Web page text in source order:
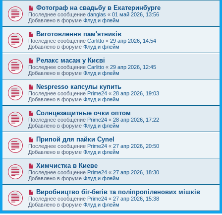
е
б
щ
е
н
и
е
с
о
о
б
щ
е
н
и
е
Н
о
в
о
е
с
о
о
б
щ
е
н
и
е
Фотограф на свадьбу в Екатеринбурге
Последнее сообщение danglas « 01 май 2026, 13:56
Добавлено в форуме Флуд и флейм
Н
о
в
о
е
с
о
о
б
щ
е
н
и
е
Виготовлення пам'ятників
Последнее сообщение Carlitto « 29 апр 2026, 14:54
Добавлено в форуме Флуд и флейм
Н
о
в
о
е
с
о
о
б
щ
е
н
и
е
Релакс масаж у Києві
Последнее сообщение Carlitto « 29 апр 2026, 12:45
Добавлено в форуме Флуд и флейм
Н
о
в
о
с
о
о
б
щ
е
н
и
е
Nespresso капсулы купить
Последнее сообщение Prime24 « 28 апр 2026, 19:03
Добавлено в форуме Флуд и флейм
Н
о
в
о
е
с
о
о
б
щ
е
н
и
е
Солнцезащитные очки оптом
Последнее сообщение Prime24 « 28 апр 2026, 17:22
Добавлено в форуме Флуд и флейм
Н
о
в
о
е
с
о
о
б
щ
е
н
и
Припой для пайки Cynel
Последнее сообщение Prime24 « 27 апр 2026, 20:50
Добавлено в форуме Флуд и флейм
Н
о
в
о
е
с
о
о
б
Химчистка в Киеве
Последнее сообщение Prime24 « 27 апр 2026, 18:30
Добавлено в форуме Флуд и флейм
Н
о
в
о
Виробництво біг-бегів та поліпропіленових мішків
Последнее сообщение Prime24 « 27 апр 2026, 15:38
Добавлено в форуме Флуд и флейм